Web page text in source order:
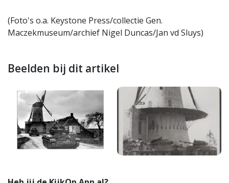
(Foto's o.a. Keystone Press/collectie Gen.
Maczekmuseum/archief Nigel Duncas/Jan vd Sluys)
Beelden bij dit artikel